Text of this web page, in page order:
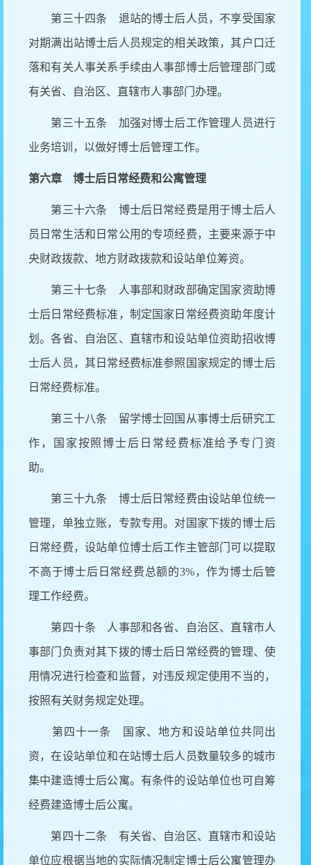
第三十四条 退站的博士后人员，不享受国家
对期满出站博士后人员规定的相关政策，其户口迁
落和有关人事关系手续由人事部博士后管理部门或
有关省、自治区、直辖市人事部门办理。
第三十五条 加强对博士后工作管理人员进行
业务培训，以做好博士后管理工作。
第六章 博士后日常经费和公寓管理
第三十六条 博士后日常经费是用于博士后人
员日常生活和日常公用的专项经费，主要来源于中
央财政拨款、地方财政拨款和设站单位筹资。
第三十七条 人事部和财政部确定国家资助博
士后日常经费标准，制定国家日常经费资助年度计
划。各省、自治区、直辖市和设站单位资助招收博
士后人员，其日常经费标准参照国家规定的博士后
日常经费标准。
第三十八条 留学博士回国从事博士后研究工
作，国家按照博士后日常经费标准给予专门资
助。
第三十九条 博士后日常经费由设站单位统一
管理，单独立账，专款专用。对国家下拨的博士后
日常经费，设站单位博士后工作主管部门可以提取
不高于博士后日常经费总额的3%，作为博士后管
理工作经费。
第四十条 人事部和各省、自治区、直辖市人
事部门负责对其下拨的博士后日常经费的管理、使
用情况进行检查和监督，对违反规定使用不当的，
按照有关财务规定处理。
第四十一条 国家、地方和设站单位共同出
资，在设站单位和在站博士后人员数量较多的城市
集中建造博士后公寓。有条件的设站单位也可自筹
经费建造博士后公寓。
第四十二条 有关省、自治区、直辖市和设站
单位应根据当地的实际情况制定博士后公寓管理办